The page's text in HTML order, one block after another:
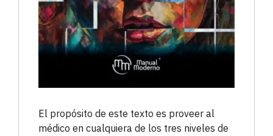
El propósito de este texto es proveer al
médico en cualquiera de los tres niveles de